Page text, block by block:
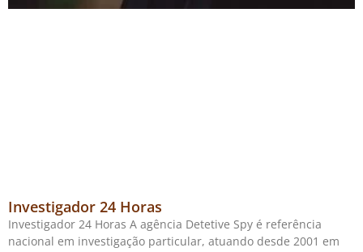
Investigador 24 Horas
Investigador 24 Horas A agência Detetive Spy é referência
nacional em investigação particular, atuando desde 2001 em